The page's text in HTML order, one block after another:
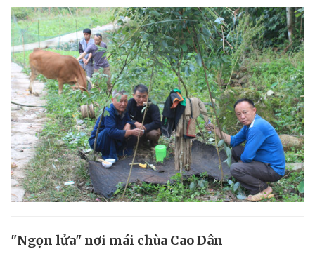
"Ngọn lửa" nơi mái chùa Cao Dân